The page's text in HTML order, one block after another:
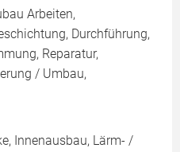
Arbeiten,
Durchführung,
Reparatur,
/ Umbau,
Innenausbau, Lärm- /